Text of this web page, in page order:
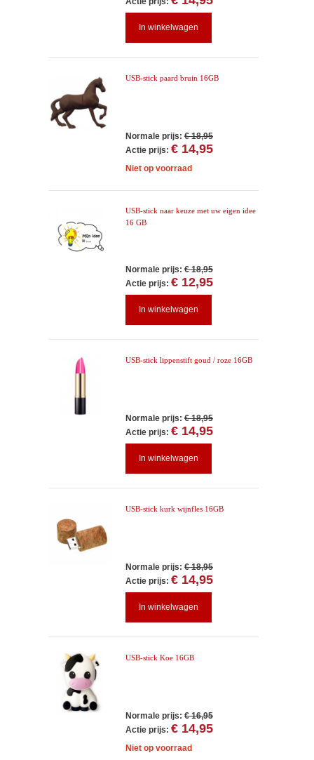
In winkelwagen
USB-stick paard bruin 16GB
Normale prijs: € 18,95
Actie prijs: € 14,95
Niet op voorraad
USB-stick naar keuze met uw eigen idee
16 GB
Normale prijs: € 18,95
Actie prijs: € 12,95
In winkelwagen
USB-stick lippenstift goud / roze 16GB
Normale prijs: € 18,95
Actie prijs: € 14,95
In winkelwagen
USB-stick kurk wijnfles 16GB
Normale prijs: € 18,95
Actie prijs: € 14,95
In winkelwagen
USB-stick Koe 16GB
Normale prijs: € 16,95
Actie prijs: € 14,95
Niet op voorraad